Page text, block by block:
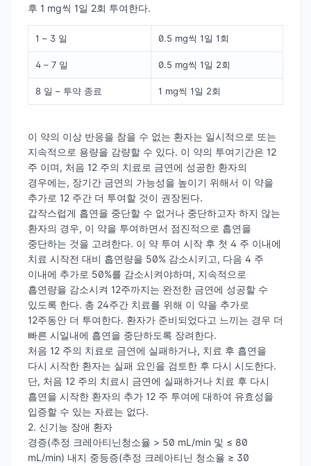
후 1 mg씩 1일 2회 투여한다.
1 – 3 일 0.5 mg씩 1일 1회
4 – 7 일 0.5 mg씩 1일 2회
8 일 – 투약 종료 1 mg씩 1일 2회
이 약의 이상 반응을 참을 수 없는 환자는 일시적으로 또는
지속적으로 용량을 감량할 수 있다. 이 약의 투여기간은 12
주 이며, 처음 12 주의 치료로 금연에 성공한 환자의
경우에는, 장기간 금연의 가능성을 높이기 위해서 이 약을
추가로 12 주간 더 투여할 것이 권장된다.
갑작스럽게 흡연을 중단할 수 없거나 중단하고자 하지 않는
환자의 경우, 이 약을 투여하면서 점진적으로 흡연을
중단하는 것을 고려한다. 이 약 투여 시작 후 첫 4 주 이내에
치료 시작전 대비 흡연량을 50% 감소시키고, 다음 4 주
이내에 추가로 50%를 감소시켜야하며, 지속적으로
흡연량을 감소시켜 12주까지는 완전한 금연에 성공할 수
있도록 한다. 총 24주간 치료를 위해 이 약을 추가로
12주동안 더 투여한다. 환자가 준비되었다고 느끼는 경우 더
빠른 시일내에 흡연을 중단하도록 장려한다.
처음 12 주의 치료로 금연에 실패하거나, 치료 후 흡연을
다시 시작한 환자는 실패 요인을 검토한 후 다시 시도한다.
단, 처음 12 주의 치료시 금연에 실패하거나 치료 후 다시
흡연을 시작한 환자의 추가 12 주 투여에 대하여 유효성을
입증할 수 있는 자료는 없다.
2. 신기능 장애 환자
경증(추정 크레아티닌청소율 > 50 mL/min 및 ≤ 80
mL/min) 내지 중등증(추정 크레아티닌 청소율 ≥ 30